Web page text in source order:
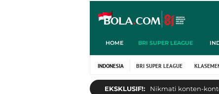
HOME BRI SUPER LEAGUE
INDONESIA BRI SUPER LEAGUE
EKSKLUSIF!: Nikmati konten-